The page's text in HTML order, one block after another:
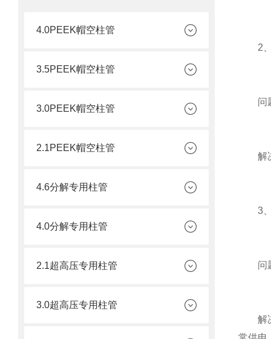
4.0PEEK帽空柱管
3.5PEEK帽空柱管
3.0PEEK帽空柱管
2.1PEEK帽空柱管
4.6分解专用柱管
4.0分解专用柱管
2.1超高压专用柱管
3.0超高压专用柱管
2、
问题
解决
3、
问题
解决